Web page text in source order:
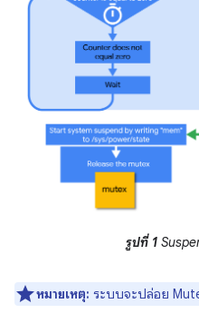
รูปที่ 1
หมายเหตุ: ระบบจะปล่อย